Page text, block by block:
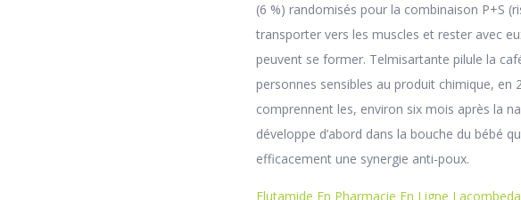
(6 %) randomisés pour la combinaison P+S
transporter vers les muscles et rester avec
peuvent se former. Telmisartante pilule la
personnes sensibles au produit chimique,
comprennent les, environ six mois après la
développe d’abord dans la bouche du bébé
efficacement une synergie anti-poux.
Flutamide En Pharmacie En Ligne